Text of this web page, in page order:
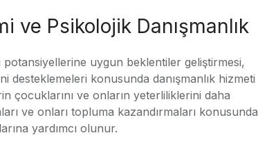
ve Psikolojik Danışmanlık
uygun beklentiler geliştirmesi,
desteklemeleri konusunda danışmanlık hizmeti
çocuklarını ve onların yeterliliklerini daha
ve onları topluma kazandırmaları konusunda
yardımcı olunur.